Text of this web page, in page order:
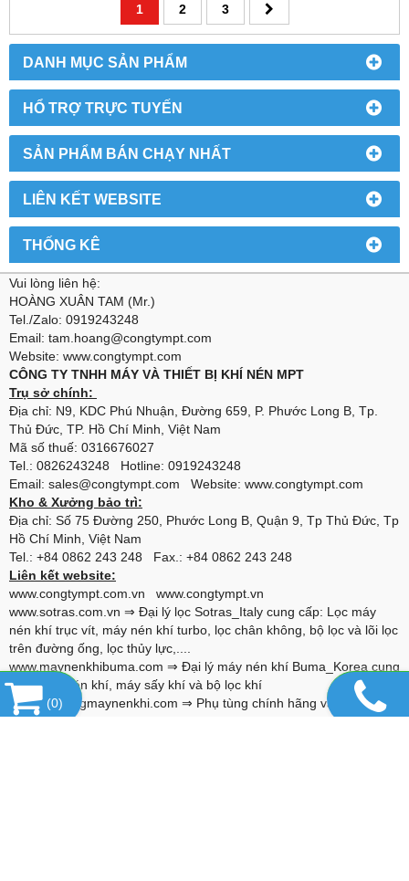
DANH MỤC SẢN PHẨM
HỔ TRỢ TRỰC TUYẾN
SẢN PHẨM BÁN CHẠY NHẤT
LIÊN KẾT WEBSITE
THỐNG KÊ
1 2 3
Vui lòng liên hệ:
HOÀNG XUÂN TAM (Mr.)
Tel./Zalo: 0919243248
Email: tam.hoang@congtympt.com
Website: www.congtympt.com
CÔNG TY TNHH MÁY VÀ THIẾT BỊ KHÍ NÉN MPT
Trụ sở chính:
Địa chỉ: N9, KDC Phú Nhuận, Đường 659, P. Phước Long B, Tp.
Thủ Đức, TP. Hồ Chí Minh, Việt Nam
Mã số thuế: 0316676027
Tel.: 0826243248 Hotline: 0919243248
Email: sales@congtympt.com Website: www.congtympt.com
Kho & Xưởng bảo trì:
Địa chỉ: Số 75 Đường 250, Phước Long B, Quận 9, Tp Thủ Đức, Tp
Hồ Chí Minh, Việt Nam
Tel.: +84 0862 243 248 Fax.: +84 0862 243 248
Liên kết website:
www.congtympt.com.vn
www.congtympt.vn
www.sotras.com.vn ⇒ Đại lý lọc Sotras_Italy cung cấp: Lọc máy
nén khí trục vít, máy nén khí turbo, lọc chân không, bộ lọc và lõi lọc
trên đường ống, lọc thủy lực,....
www.maynenkhibuma.com ⇒ Đại lý máy nén khí Buma_Korea cung
cấp: Máy nén khí, máy sấy khí và bộ lọc khí
www.phutungmaynenkhi.com ⇒ Phụ tùng chính hãng và thay thế
cho máy nén khí: Alascopco, Boge, Compair, Gardner Denver,
(0)